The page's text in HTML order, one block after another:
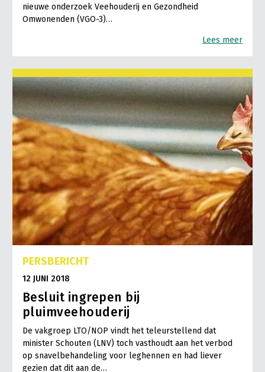
nieuwe onderzoek Veehouderij en Gezondheid
Omwonenden (VGO-3)…
Lees meer
PERSBERICHT
12 JUNI 2018
Besluit ingrepen bij
pluimveehouderij
De vakgroep LTO/NOP vindt het teleurstellend dat
minister Schouten (LNV) toch vasthoudt aan het verbod
op snavelbehandeling voor leghennen en had liever
gezien dat dit aan de…